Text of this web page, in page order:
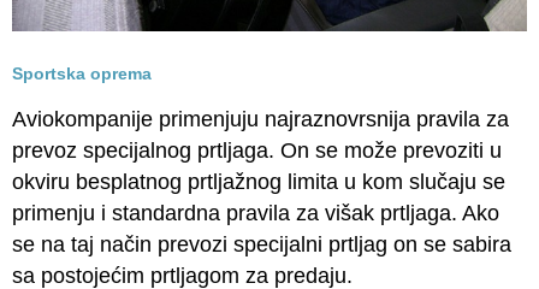
Sportska oprema
Aviokompanije primenjuju najraznovrsnija pravila za
prevoz specijalnog prtljaga. On se može prevoziti u
okviru besplatnog prtljažnog limita u kom slučaju se
primenju i standardna pravila za višak prtljaga. Ako
se na taj način prevozi specijalni prtljag on se sabira
sa postojećim prtljagom za predaju.